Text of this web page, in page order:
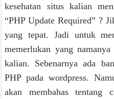
kesehatan situs kalian
“PHP Update Required” ?
yang tepat. Jadi untuk
memerlukan yang
kalian. Sebenarnya ada
PHP pada wordpress.
akan membahas tentang